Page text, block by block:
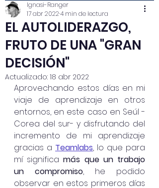
EL AUTOLIDERAZGO,
FRUTO DE UNA "GRAN
DECISIÓN"
Ignasi-Ranger
17 abr 20224 min de lectura
Actualizado: 18 abr 2022
Aprovechando estos días en mi
viaje de aprendizaje en otros
entornos, en este caso en Seúl -
Corea del sur- y disfrutando del
incremento de mi aprendizaje
gracias a Teamlabs, lo que para
mí significa más que un trabajo
un compromiso, he podido
observar en estos primeros días